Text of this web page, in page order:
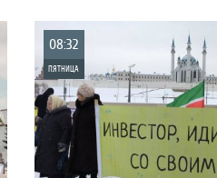
08:32
ПЯТНИЦА
0
2 052